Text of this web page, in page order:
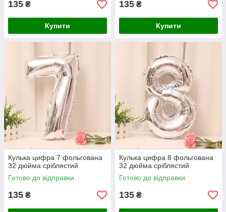
135 ₴
Купити
135 ₴
Купити
Кулька цифра 7 фольгована
32 дюйма сріблястий
Готово до відправки
135 ₴
Кулька цифра 8 фольгована
32 дюйма сріблястий
Готово до відправки
135 ₴